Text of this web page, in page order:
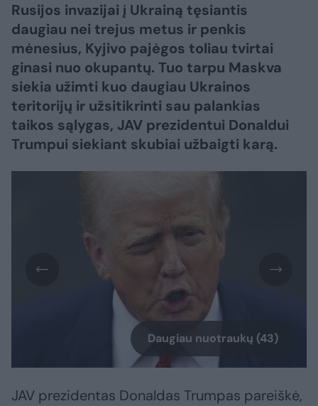
Rusijos invazijai į Ukrainą tęsiantis
daugiau nei trejus metus ir penkis
mėnesius, Kyjivo pajėgos toliau tvirtai
ginasi nuo okupantų. Tuo tarpu Maskva
siekia užimti kuo daugiau Ukrainos
teritorijų ir užsitikrinti sau palankias
taikos sąlygas, JAV prezidentui Donaldui
Trumpui siekiant skubiai užbaigti karą.
Daugiau nuotraukų (43)
JAV prezidentas Donaldas Trumpas pareiškė,